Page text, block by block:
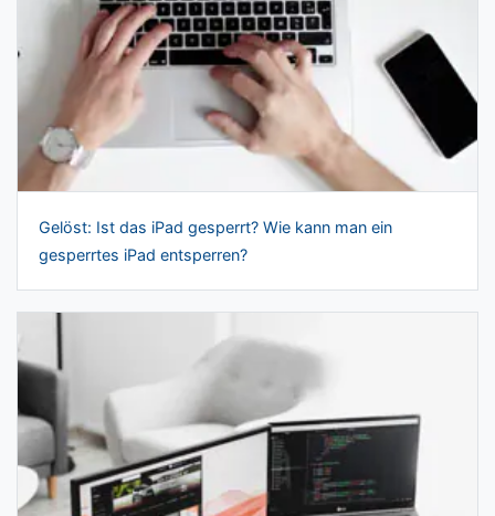
Gelöst: Ist das iPad gesperrt? Wie kann man ein
gesperrtes iPad entsperren?